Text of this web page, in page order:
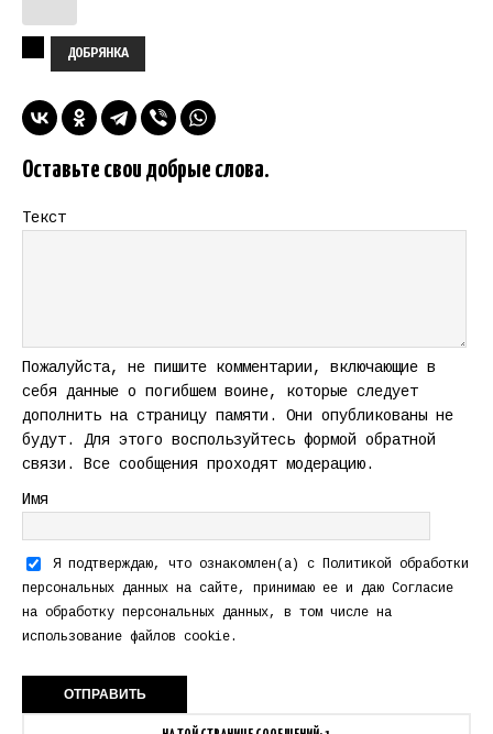
ДОБРЯНКА
Оставьте свои добрые слова.
Текст
Пожалуйста, не пишите комментарии, включающие в
себя данные о погибшем воине, которые следует
дополнить на страницу памяти. Они опубликованы не
будут. Для этого воспользуйтесь формой обратной
связи. Все сообщения проходят модерацию.
Имя
Я подтверждаю, что ознакомлен(а) с Политикой обработки
персональных данных на сайте, принимаю ее и даю Согласие
на обработку персональных данных, в том числе на
использование файлов cookie.